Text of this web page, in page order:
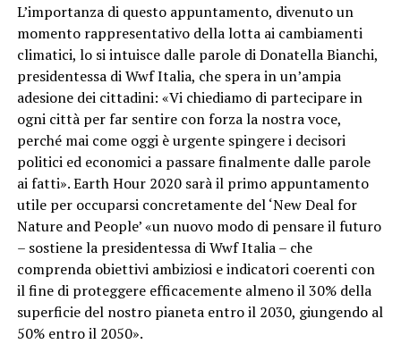
L’importanza di questo appuntamento, divenuto un
momento rappresentativo della lotta ai cambiamenti
climatici, lo si intuisce dalle parole di Donatella Bianchi,
presidentessa di Wwf Italia, che spera in un’ampia
adesione dei cittadini: «Vi chiediamo di partecipare in
ogni città per far sentire con forza la nostra voce,
perché mai come oggi è urgente spingere i decisori
politici ed economici a passare finalmente dalle parole
ai fatti». Earth Hour 2020 sarà il primo appuntamento
utile per occuparsi concretamente del ‘New Deal for
Nature and People’ «un nuovo modo di pensare il futuro
– sostiene la presidentessa di Wwf Italia – che
comprenda obiettivi ambiziosi e indicatori coerenti con
il fine di proteggere efficacemente almeno il 30% della
superficie del nostro pianeta entro il 2030, giungendo al
50% entro il 2050».